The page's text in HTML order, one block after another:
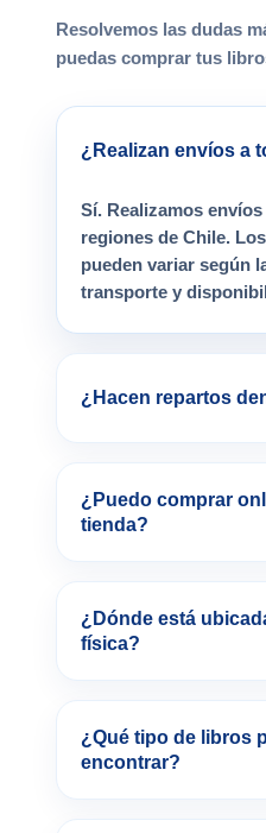
Resolvemos las dudas
puedas comprar tus
¿Realizan envíos a
Sí. Realizamos
regiones de Chile.
pueden variar según
transporte y
¿Hacen repartos
¿Puedo comprar
tienda?
¿Dónde está
física?
¿Qué tipo de libros
encontrar?